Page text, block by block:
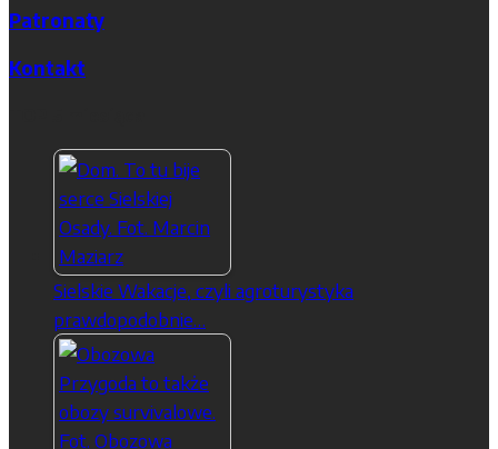
Patronaty
Kontakt
Sielskie Wakacje, czyli agroturystyka
prawdopodobnie…